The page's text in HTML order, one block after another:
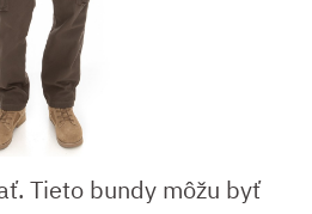
Tieto bundy môžu byť